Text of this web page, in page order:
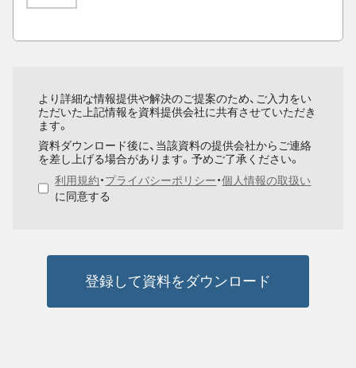
より詳細な情報提供や解決のご提案のため、ご入力をい
ただいた上記情報を資料提供会社に共有させていただき
ます。
資料ダウンロード後に、当該資料の提供会社からご連絡
を差し上げる場合があります。予めご了承ください。
利用規約・プライバシーポリシー・個人情報の取扱い
に同意する
登録して資料をダウンロード